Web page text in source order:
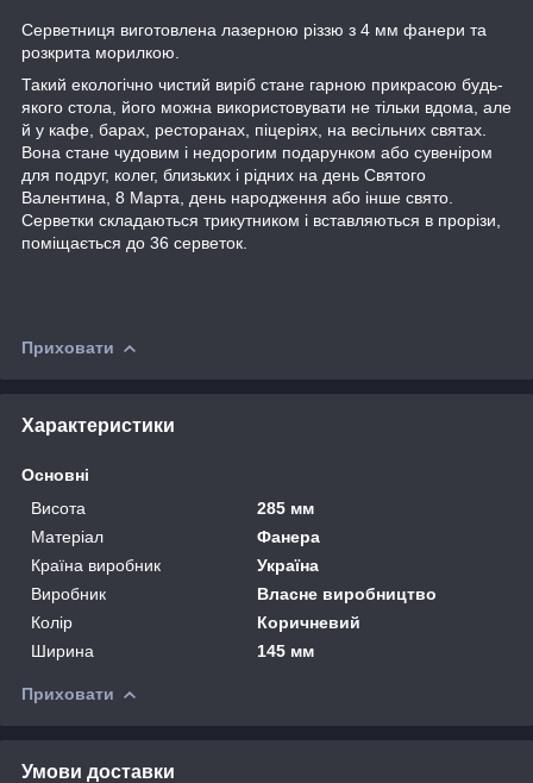
Серветниця виготовлена лазерною різзю з 4 мм фанери та
розкрита морилкою.
Такий екологічно чистий виріб стане гарною прикрасою будь-
якого стола, його можна використовувати не тільки вдома, але
й у кафе, барах, ресторанах, піцеріях, на весільних святах.
Вона стане чудовим і недорогим подарунком або сувеніром
для подруг, колег, близьких і рідних на день Святого
Валентина, 8 Марта, день народження або інше свято.
Серветки складаються трикутником і вставляються в прорізи,
поміщається до 36 серветок.
Приховати
Характеристики
Основні
Висота
285 мм
Матеріал
Фанера
Країна виробник
Україна
Виробник
Власне виробництво
Колір
Коричневий
Ширина
145 мм
Приховати
Умови доставки